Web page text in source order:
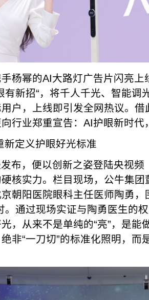
杨幂的AI大路灯广告片闪亮上
有新招“，将千人千光、智能调
户，上线即引发全网热议。
行业郑重宣告：AI护眼新时代
新定义护眼好光标准
布，便以创新之姿登陆央视频
核实力。栏目现场，公牛集
朝阳医院眼科主任医师陶勇，
。通过现场实证与陶勇医生的
，从来不是单纯的“亮”，是能
非“一刀切”的标准化照明，而